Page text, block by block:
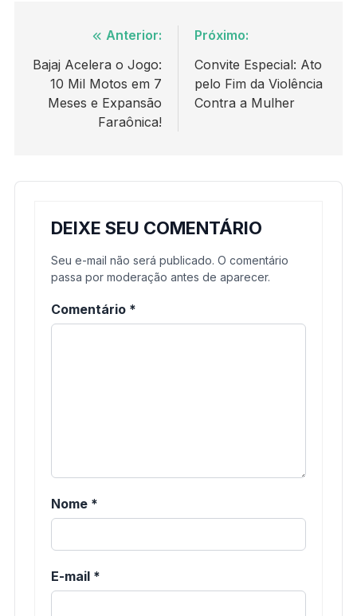
Navegação
de
Post
Anterior:
Bajaj Acelera o Jogo:
10 Mil Motos em 7
Meses e Expansão
Faraônica!
Próximo:
Convite Especial: Ato
pelo Fim da Violência
Contra a Mulher
DEIXE SEU COMENTÁRIO
Seu e-mail não será publicado. O comentário
passa por moderação antes de aparecer.
Comentário *
Nome *
E-mail *